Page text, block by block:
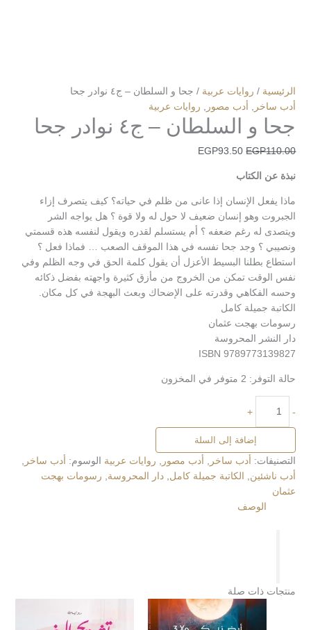
الرئيسية / روايات عربية / جحا و السلطان – ج٤ نوادر جحا
أدب ساخر
أدب مصور روايات عربية
جحا و السلطان – ج٤ نوادر جحا
EGP110.00
EGP93.50
نبذة عن الكتاب
ماذا يفعل الإنسان إذا عانى من ظلم في حياته؟ كيف يتصرف إزاء
الجبروت وهو إنسان ضعيف لا حول له ولا قوة ؟ هل يواجه الشر
ويتصدى له رغم ضعفه ؟ أم يستسلم لقدره ويقول لنفسه هذه قسمتي
ونصيبي ؟ وجد جحا نفسه في هذا الموقف الصعب … فماذا فعل ؟
استطاع بطلنا البسيط الأعزل أن يقول كلمة الحق في وجه الظلم وفي
نفس الوقت تمكن من الخروج من مأزق كثيرة واجهته بفضل ذكائه
وحسه الفكاهي وقدرته على الإضحاك وبعث البهجة في كل مكان.
الكاتبة جميلة كامل
رسومات بهجت عثمان
دار النشر المحروسة
ISBN 9789773139827
حالة التوفر: 2 متوفر في المخزون
-
+
إضافة إلى السلة
التصنيفات: أدب ساخر أدب مصور روايات عربية الوسوم: أدب ساخر
أدب ناشئين
الكاتبة جميلة كامل دار المحروسة
رسومات بهجت
عثمان
الوصف
منتجات ذات صلة